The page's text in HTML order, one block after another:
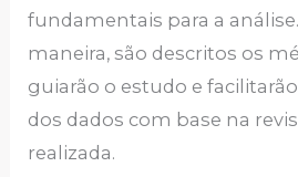
fundamentais para a
maneira, são descritos os
guiarão o estudo e
dos dados com base na
realizada.